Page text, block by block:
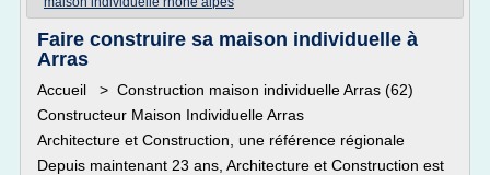
Faire construire sa maison individuelle à
Arras
Accueil > Construction maison individuelle Arras (62)
Constructeur Maison Individuelle Arras
Architecture et Construction, une référence régionale
Depuis maintenant 23 ans, Architecture et Construction est